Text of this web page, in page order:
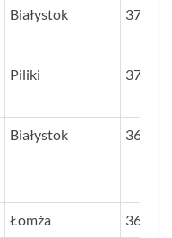
Białystok 37,9
Piliki 37,9
Białystok 36,4
Łomża 36,2